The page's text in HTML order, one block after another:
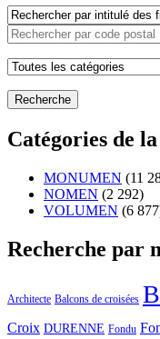
Catégories de
MONUMEN (11
NOMEN (2 292)
VOLUMEN (6
Recherche par
Architecte Balcons de croisées
Croix DURENNE Fondu